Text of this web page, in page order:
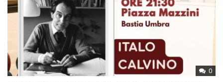
0